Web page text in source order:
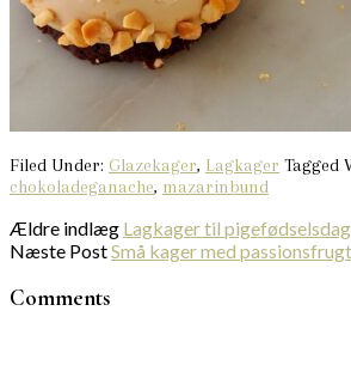
Filed Under: Glazekager, Lagkager Tagged
chokoladeganache, mazarinbund
Ældre indlæg Lagkager til pigefødselsdag
Næste PostSmå kager med
Comments